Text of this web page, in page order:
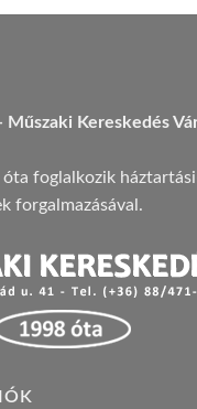
Műszaki Kereskedés
foglalkozik
forgalmazásával.